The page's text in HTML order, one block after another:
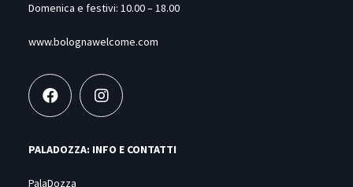
Domenica e festivi: 10.00 – 18.00
www.bolognawelcome.com
PALADOZZA: INFO E CONTATTI
PalaDozza